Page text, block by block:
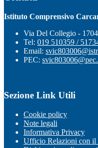
Istituto Comprensivo
Via Del Collegio -
Tel: 019 510359 /
Email:
PEC:
Sezione Link Utili
Cookie policy
Note legali
Informativa Privacy
Ufficio Relazioni con il